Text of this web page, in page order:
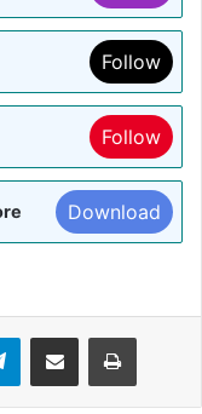
Follow
Follow
Download
TelegramShare via Email Print